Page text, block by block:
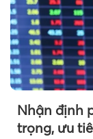
Nhận định
trọng, ưu